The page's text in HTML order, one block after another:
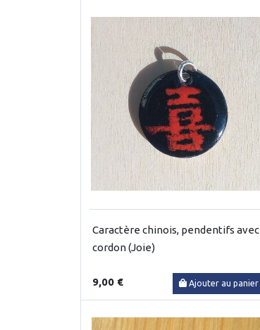
Caractère chinois, pendentifs avec
cordon (Joie)
9,00 € Ajouter au panier